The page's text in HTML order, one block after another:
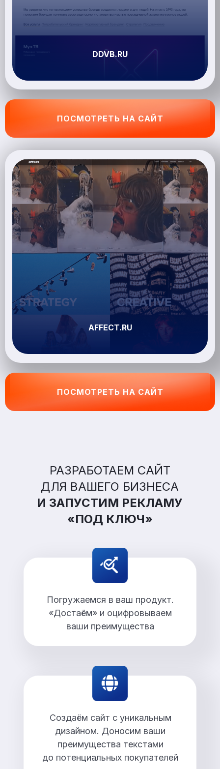
DDVB.RU
ПОСМОТРЕТЬ НА САЙТ
AFFECT.RU
ПОСМОТРЕТЬ НА САЙТ
РАЗРАБОТАЕМ САЙТ
ДЛЯ ВАШЕГО БИЗНЕСА
И ЗАПУСТИМ РЕКЛАМУ
«ПОД КЛЮЧ»
Погружаемся в ваш продукт.
«Достаём» и оцифровываем
ваши преимущества
Создаём сайт с уникальным
дизайном. Доносим ваши
преимущества текстами
до потенциальных покупателей